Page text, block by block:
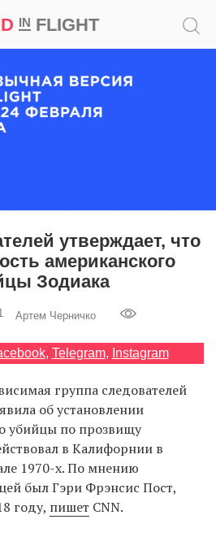
INFLIGHT
утверждает, что
американского
Зодиака
Артем Черничко
, Telegram, Instagram
группа следователей
об установлении
убийцы по прозвищу
в Калифорнии в
1970-х. По мнению
был Гэри Фрэнсис Пост,
году, пишет CNN.